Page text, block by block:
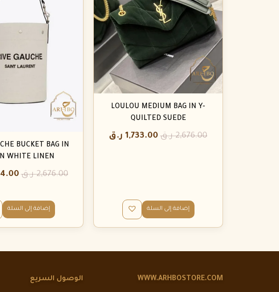
LOULOU MEDIUM BAG IN Y-
QUILTED SUEDE
2,676.00 ر.ق 1,733.00 ر.ق
إضافة إلى السلة
BUCKET BAG IN
WHITE LINEN
2,676.00 ر.ق
إضافة إلى السلة
WWW.ARHBOSTORE.COM الوصول السريع